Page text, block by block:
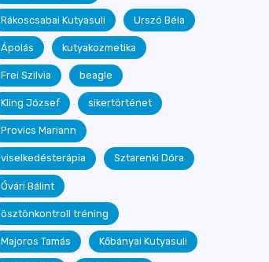
Rákoscsabai Kutyasuli Urszó Béla
Ápolás kutyakozmetika
Frei Szilvia beagle
Kling József sikertörténet
Provics Mariann
viselkedésterápia Sztarenki Dóra
Óvári Bálint
ösztönkontroll tréning
Majoros Tamás Kőbányai Kutyasuli